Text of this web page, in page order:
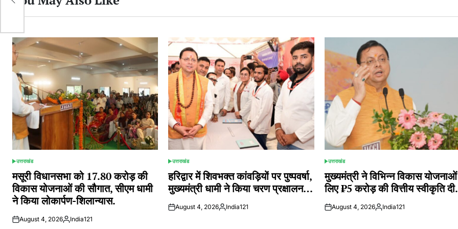
POSTED
IN
उत्तराखंड
मसूरी विधानसभा को 17.80 करोड़ की
विकास योजनाओं की सौगात, सीएम धामी
ने किया लोकार्पण-शिलान्यास.
August 4, 2026Posted
India121
POSTED
IN
उत्तराखंड
हरिद्वार में शिवभक्त कांवड़ियों पर पुष्पवर्षा,
मुख्यमंत्री धामी ने किया चरण प्रक्षालन…
August 4, 2026Posted
India121
POSTED
IN
उत्तराखंड
मुख्यमंत्री ने विभिन्न विकास
लिए ₹5 करोड़ की वित्तीय स्वीकृति
August 4, 2026Posted
India121